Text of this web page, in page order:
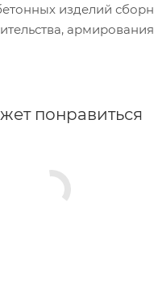
изделий
благодаря
понравиться